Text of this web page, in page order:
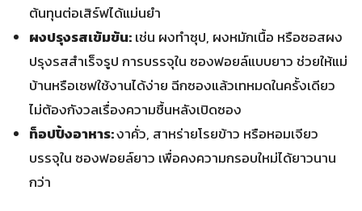
ต้นทุนต่อเสิร์ฟได้แม่นยำ
ผงปรุงรสเข้มข้น:เช่น ผงทำซุป, ผงหมักเนื้อ หรือซอสผง
ปรุงรสสำเร็จรูป การบรรจุใน ซองฟอยล์แบบยาว ช่วยให้แม่
บ้านหรือเชฟใช้งานได้ง่าย ฉีกซองแล้วเทหมดในครั้งเดียว
ไม่ต้องกังวลเรื่องความชื้นหลังเปิดซอง
ท็อปปิ้งอาหาร:งาคั่ว, สาหร่ายโรยข้าว หรือหอมเจียว
บรรจุใน ซองฟอยล์ยาว เพื่อคงความกรอบใหม่ได้ยาวนาน
กว่า